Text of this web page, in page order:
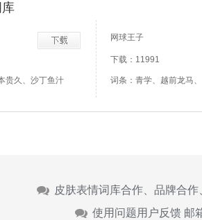
贵久、沙丁鱼汁
网球王子
下载：11991
词条：青学、越前龙马
皮肤表情词库合作、品牌合
使用问题用户反馈 邮